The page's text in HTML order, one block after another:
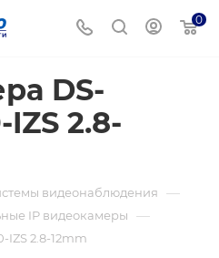
0
DS-
IZS 2.8-
видеонаблюдения —
IP видеокамеры —
IZS 2.8-12mm